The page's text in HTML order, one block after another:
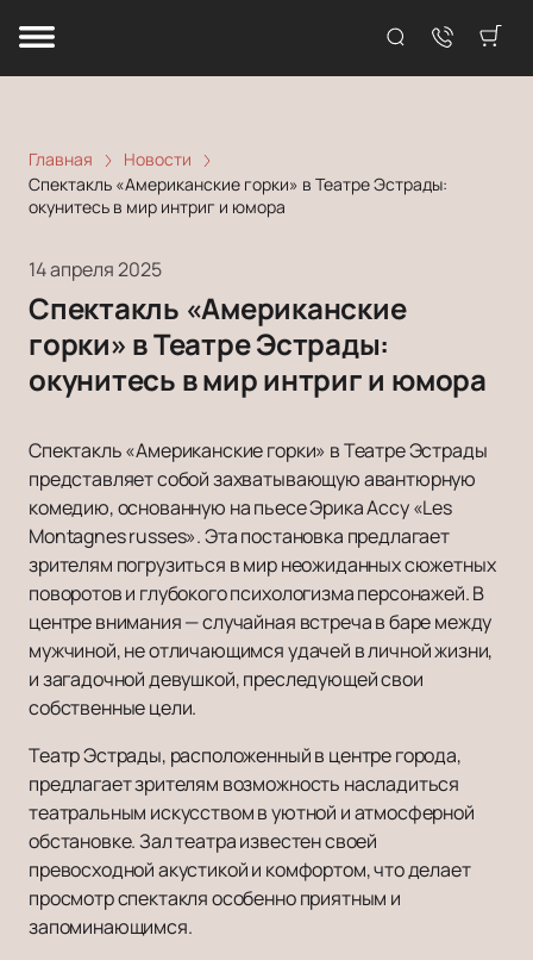
Главная
Новости
Спектакль «Американские горки» в Театре Эстрады:
окунитесь в мир интриг и юмора
14 апреля 2025
Спектакль «Американские
горки» в Театре Эстрады:
окунитесь в мир интриг и юмора
Спектакль «Американские горки» в Театре Эстрады
представляет собой захватывающую авантюрную
комедию, основанную на пьесе Эрика Ассу «Les
Montagnes russes». Эта постановка предлагает
зрителям погрузиться в мир неожиданных сюжетных
поворотов и глубокого психологизма персонажей. В
центре внимания — случайная встреча в баре между
мужчиной, не отличающимся удачей в личной жизни,
и загадочной девушкой, преследующей свои
собственные цели.
Театр Эстрады, расположенный в центре города,
предлагает зрителям возможность насладиться
театральным искусством в уютной и атмосферной
обстановке. Зал театра известен своей
превосходной акустикой и комфортом, что делает
просмотр спектакля особенно приятным и
запоминающимся.